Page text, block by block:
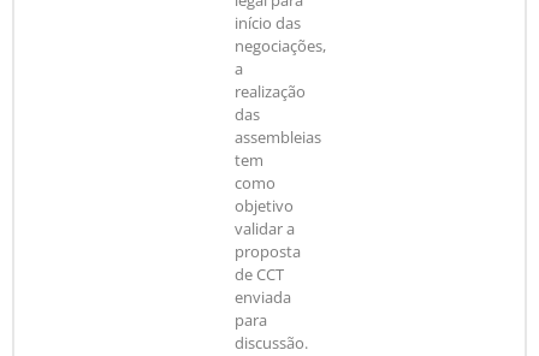
início das
negociações,
a
realização
das
assembleias
tem
como
objetivo
validar a
proposta
de CCT
enviada
para
discussão.